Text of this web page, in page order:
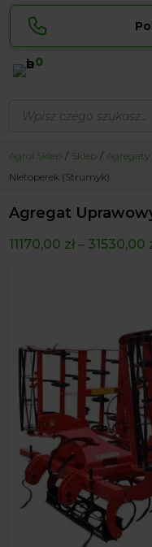
Sylwia
729 856
biuro@ ...
0
produktów
Agrol Sklep Sklep Agregaty
Nietoperek (Strumyk)
Agregat
11170,00 zł– 31530,00